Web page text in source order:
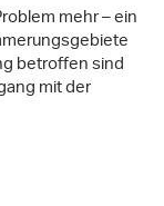
mehr – ein
betroffen sind
mit der